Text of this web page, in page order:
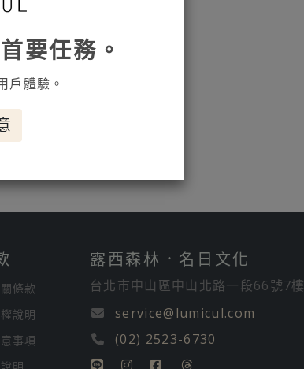
條款
說明
事項
露西森林．名日文化
台北市中山區中山北路一段66號7樓
service@lumicul.com
(02) 2523-6730
要任務。
戶體驗。